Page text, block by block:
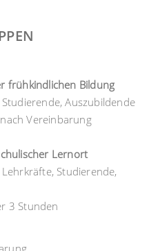
frühkindlichen Bildung
Auszubildende
Vereinbarung
Lernort
Studierende,
3 Stunden